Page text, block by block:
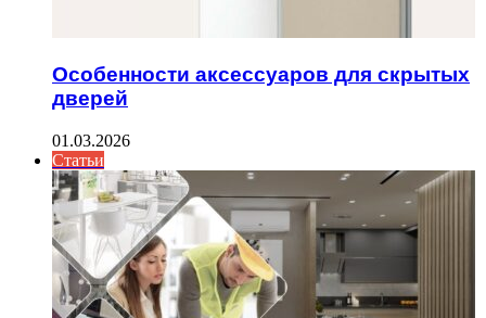
Особенности аксессуаров для скрытых
дверей
01.03.2026
Статьи